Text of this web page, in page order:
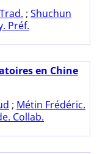
; Shuchun
Préf.
en Chine
; Métin Frédéric.
Collab.